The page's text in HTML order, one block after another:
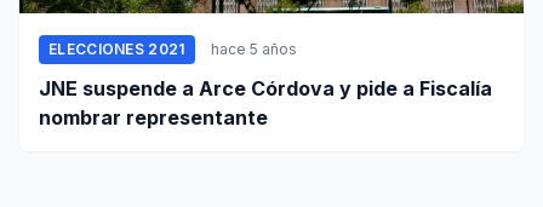
ELECCIONES 2021 hace 5 años
JNE suspende a Arce Córdova y pide a Fiscalía
nombrar representante